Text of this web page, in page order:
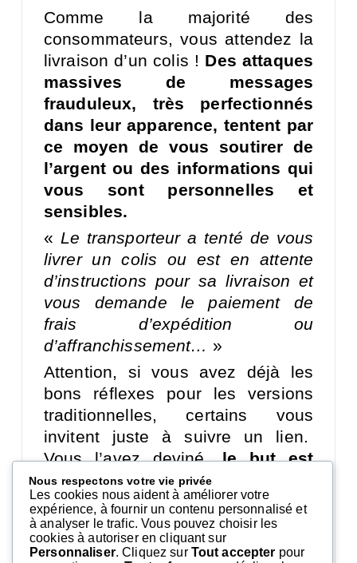
Comme la majorité des
consommateurs, vous attendez la
livraison d’un colis ! Des attaques
massives de messages
frauduleux, très perfectionnés
dans leur apparence, tentent par
ce moyen de vous soutirer de
l’argent ou des informations qui
vous sont personnelles et
sensibles.
« Le transporteur a tenté de vous
livrer un colis ou est en attente
d’instructions pour sa livraison et
vous demande le paiement de
frais d’expédition ou
d’affranchissement… »
Attention, si vous avez déjà les
bons réflexes pour les versions
traditionnelles, certains vous
invitent juste à suivre un lien.
Vous l’avez deviné,le but est
d’installer un virus sur votre
appareil !
Vous avez compris, en cas de
Nous respectons votre vie privée
Les cookies nous aident à améliorer votre
expérience, à fournir un contenu personnalisé et
à analyser le trafic. Vous pouvez choisir les
cookies à autoriser en cliquant sur
Personnaliser. Cliquez sur Tout accepter pour